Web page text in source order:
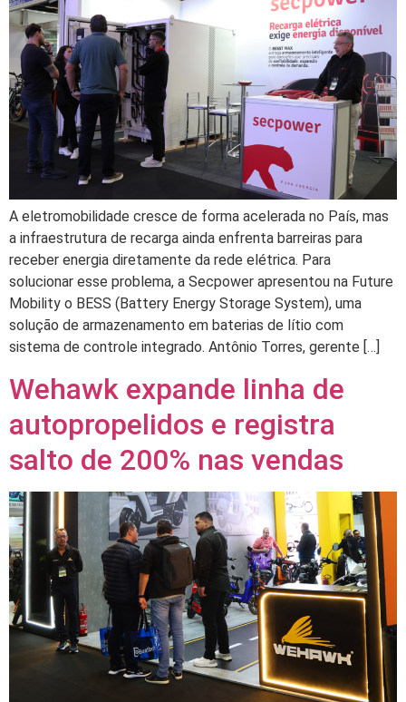
A eletromobilidade cresce de forma acelerada no País, mas
a infraestrutura de recarga ainda enfrenta barreiras para
receber energia diretamente da rede elétrica. Para
solucionar esse problema, a Secpower apresentou na Future
Mobility o BESS (Battery Energy Storage System), uma
solução de armazenamento em baterias de lítio com
sistema de controle integrado. Antônio Torres, gerente […]
Wehawk expande linha de
autopropelidos e registra
salto de 200% nas vendas